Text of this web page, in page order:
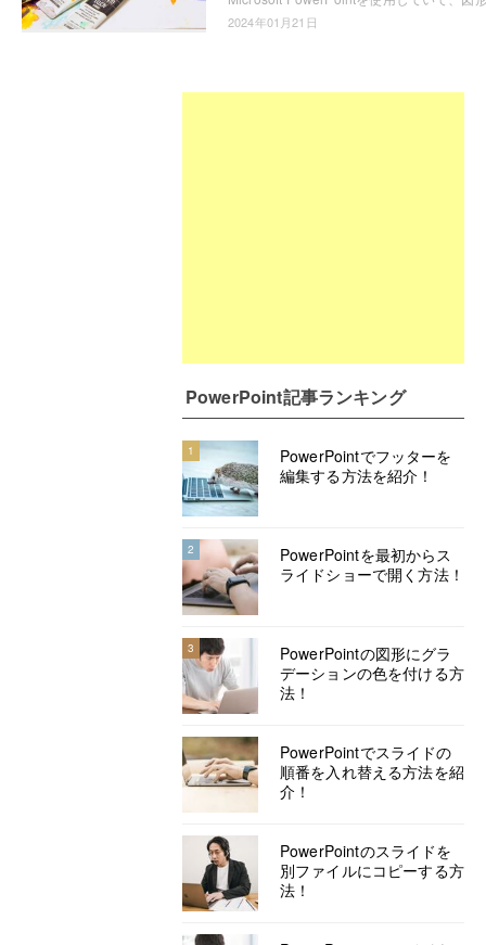
2024年01月21日
PowerPoint記事ランキング
1
PowerPointでフッターを
編集する方法を紹介！
2
PowerPointを最初からス
ライドショーで開く方法！
3
PowerPointの図形にグラ
デーションの色を付ける方
法！
PowerPointでスライドの
順番を入れ替える方法を紹
介！
PowerPointのスライドを
別ファイルにコピーする方
法！